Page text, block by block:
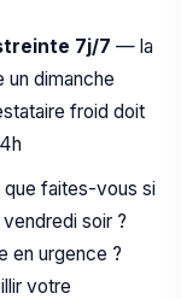
7j/7 — la
un dimanche
froid doit
faites-vous si
soir ?
en urgence ?
votre